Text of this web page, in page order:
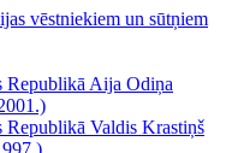
vēstniekiem un sūtņiem
Republikā Aija Odiņa
Republikā Valdis Krastiņš